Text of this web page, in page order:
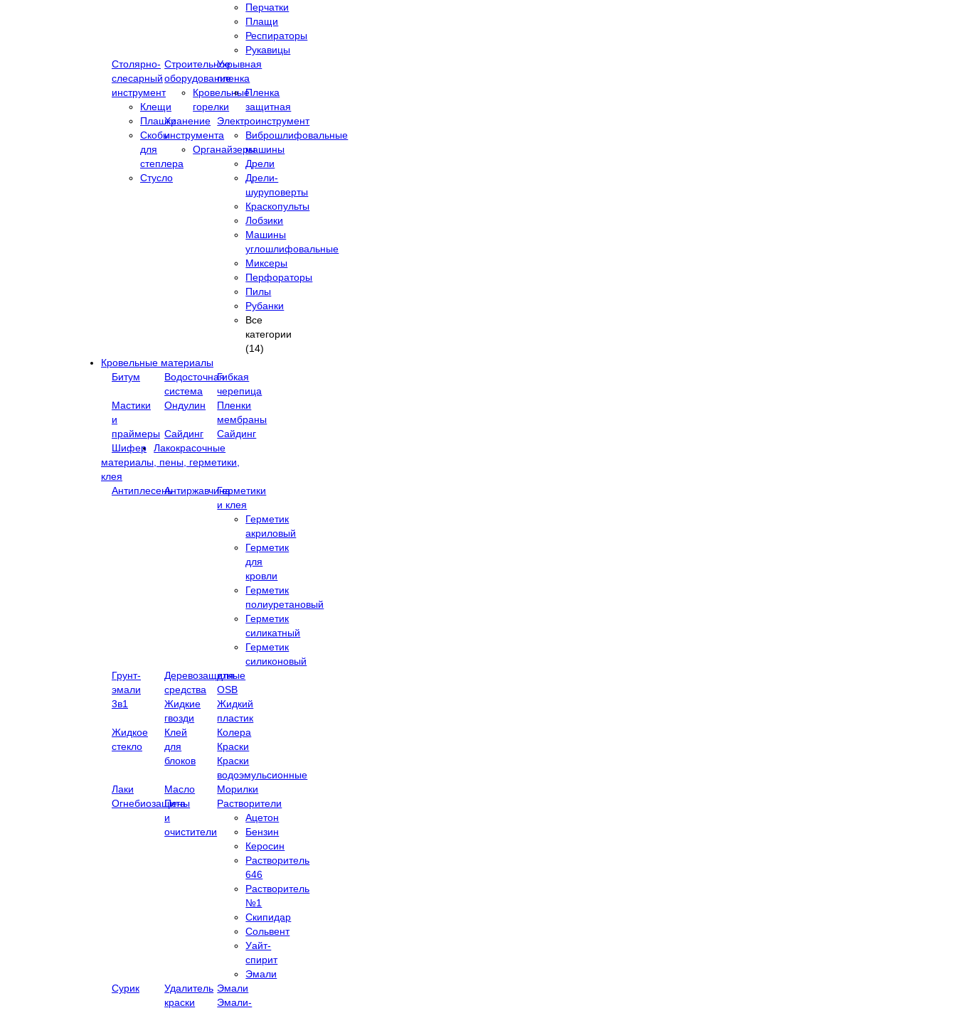
Перчатки
Плащи
Респираторы
Рукавицы
Столярно-
слесарный
инструмент
Клещи
Плашки
Скобы
для
степлера
Стусло
Строительное
оборудование
Кровельные
горелки
Укрывная
пленка
Пленка
защитная
Хранение
инструмента
Органайзеры
Электроинструмент
Виброшлифовальные
машины
Дрели
Дрели-
шуруповерты
Краскопульты
Лобзики
Машины
углошлифовальные
Миксеры
Перфораторы
Пилы
Рубанки
Все
категории
(14)
Кровельные материалы
Битум
Водосточная
система
Гибкая
черепица
Мастики
и
праймеры
Ондулин
Пленки
мембраны
Сайдинг
Сайдинг
Шифер
Лакокрасочные
материалы, пены, герметики,
клея
АнтиплесеньАнтиржавчинаГерметики
и клея
Герметик
акриловый
Герметик
для
кровли
Герметик
полиуретановый
Герметик
силикатный
Герметик
силиконовый
Грунт-
эмали
3в1
Деревозащитные
средства
для
OSB
Жидкие
гвозди
Жидкий
пластик
Жидкое
стекло
Клей
для
блоков
Колера
Краски
Краски
водоэмульсионные
Лаки
Масло
Морилки
Огнебиозащита
Пены
и
очистители
Растворители
Ацетон
Бензин
Керосин
Растворитель
646
Растворитель
№1
Скипидар
Сольвент
Уайт-
спирит
Эмали
Сурик
Удалитель
краски
Эмали
Эмали-